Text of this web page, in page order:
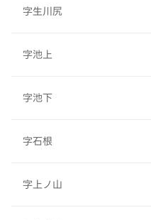
字生川尻
字池上
字池下
字石根
字上ノ山